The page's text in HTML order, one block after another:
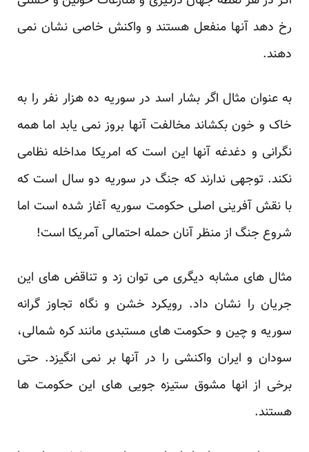
رخ دهد آنها منفعل هستند و واکنش خاصی نشان نمی
دهند.
به عنوان مثال اگر بشار اسد در سوریه ده هزار نفر را به
خاک و خون بکشاند مخالفت آنها بروز نمی یابد اما همه
نگرانی و دغدغه آنها این است که امریکا مداخله نظامی
نکند. توجهی ندارند که جنگ در سوریه دو سال است که
با نقش آفرینی اصلی حکومت سوریه آغاز شده است اما
شروع جنگ از منظر آنان حمله احتمالی آمریکا است!
مثال های مشابه دیگری می توان زد و تناقض های این
جریان را نشان داد. رویکرد خشن و نگاه تجاوز گرانه
سوریه و چین و حکومت های مستبدی مانند کره شمالی،
سودان و ایران واکنشی را در آنها بر نمی انگیزد. حتی
برخی از انها مشوق ستیزه جویی های این حکومت ها
هستند.